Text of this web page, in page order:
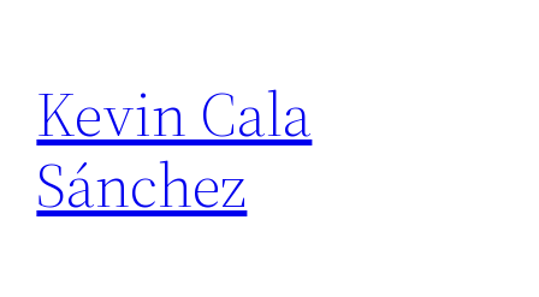
content
Kevin Cala
Sánchez